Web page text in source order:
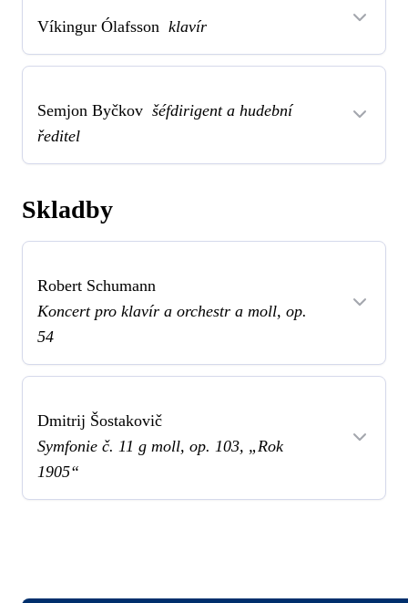
Víkingur Ólafsson klavír
Semjon Byčkov šéfdirigent a hudební
ředitel
Skladby
Robert Schumann
Koncert pro klavír a orchestr a moll, op.
54
Dmitrij Šostakovič
Symfonie č. 11 g moll, op. 103, „Rok
1905“